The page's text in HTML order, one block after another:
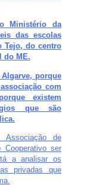
Ministério da
das escolas
Tejo, do centro
do ME.
porque
com
existem
que são
de
Cooperativo ser
a analisar os
privadas que